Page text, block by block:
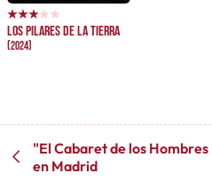
Los pilares de la tierra
(2024)
"El Cabaret de los
en Madrid